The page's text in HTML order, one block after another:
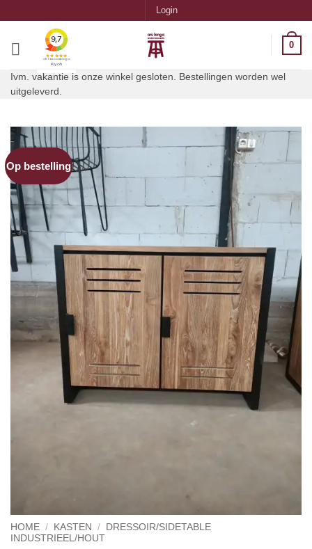
inhoud
Login
0
Ivm. vakantie is onze winkel gesloten. Bestellingen worden wel
uitgeleverd.
Op bestelling
HOME / KASTEN / DRESSOIR/SIDETABLE
INDUSTRIEEL/HOUT